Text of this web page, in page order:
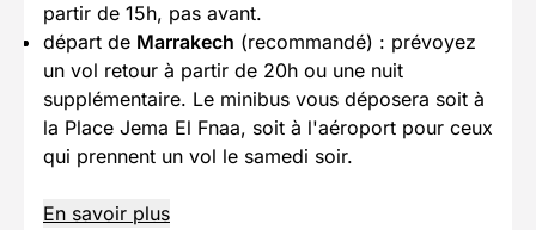
partir de 15h, pas avant.
départ de Marrakech (recommandé) : prévoyez
un vol retour à partir de 20h ou une nuit
supplémentaire. Le minibus vous déposera soit à
la Place Jema El Fnaa, soit à l'aéroport pour ceux
qui prennent un vol le samedi soir.
En savoir plus